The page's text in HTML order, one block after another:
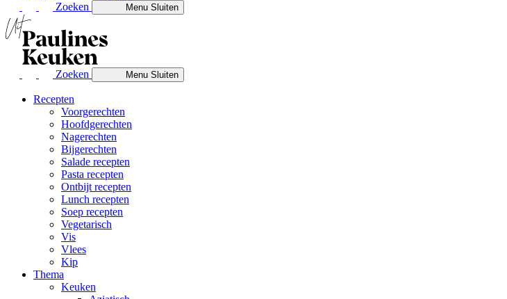
Zoeken
MenuSluiten
Zoeken MenuSluiten
Recepten
Voorgerechten
Hoofdgerechten
Nagerechten
Bijgerechten
Salade recepten
Pasta recepten
Ontbijt recepten
Lunch recepten
Soep recepten
Vegetarisch
Vis
Vlees
Kip
Thema
Keuken